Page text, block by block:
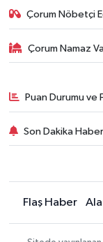
Çorum Nöbetçi
Çorum Namaz
Puan Durumu ve
Son Dakika
Flaş Haber